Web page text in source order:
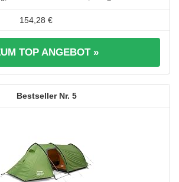
154,28 €
TOP ANGEBOT »
5